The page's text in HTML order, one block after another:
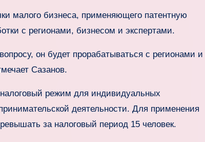
малого бизнеса, применяющего патентную
с регионами, бизнесом и экспертами.
он будет прорабатываться с регионами и
Сазанов.
режим для индивидуальных
деятельности. Для применения
за налоговый период 15 человек.